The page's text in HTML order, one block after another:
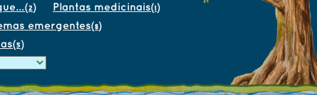
(2) Plantas medicinais(1)
emergentes(8)
(5)